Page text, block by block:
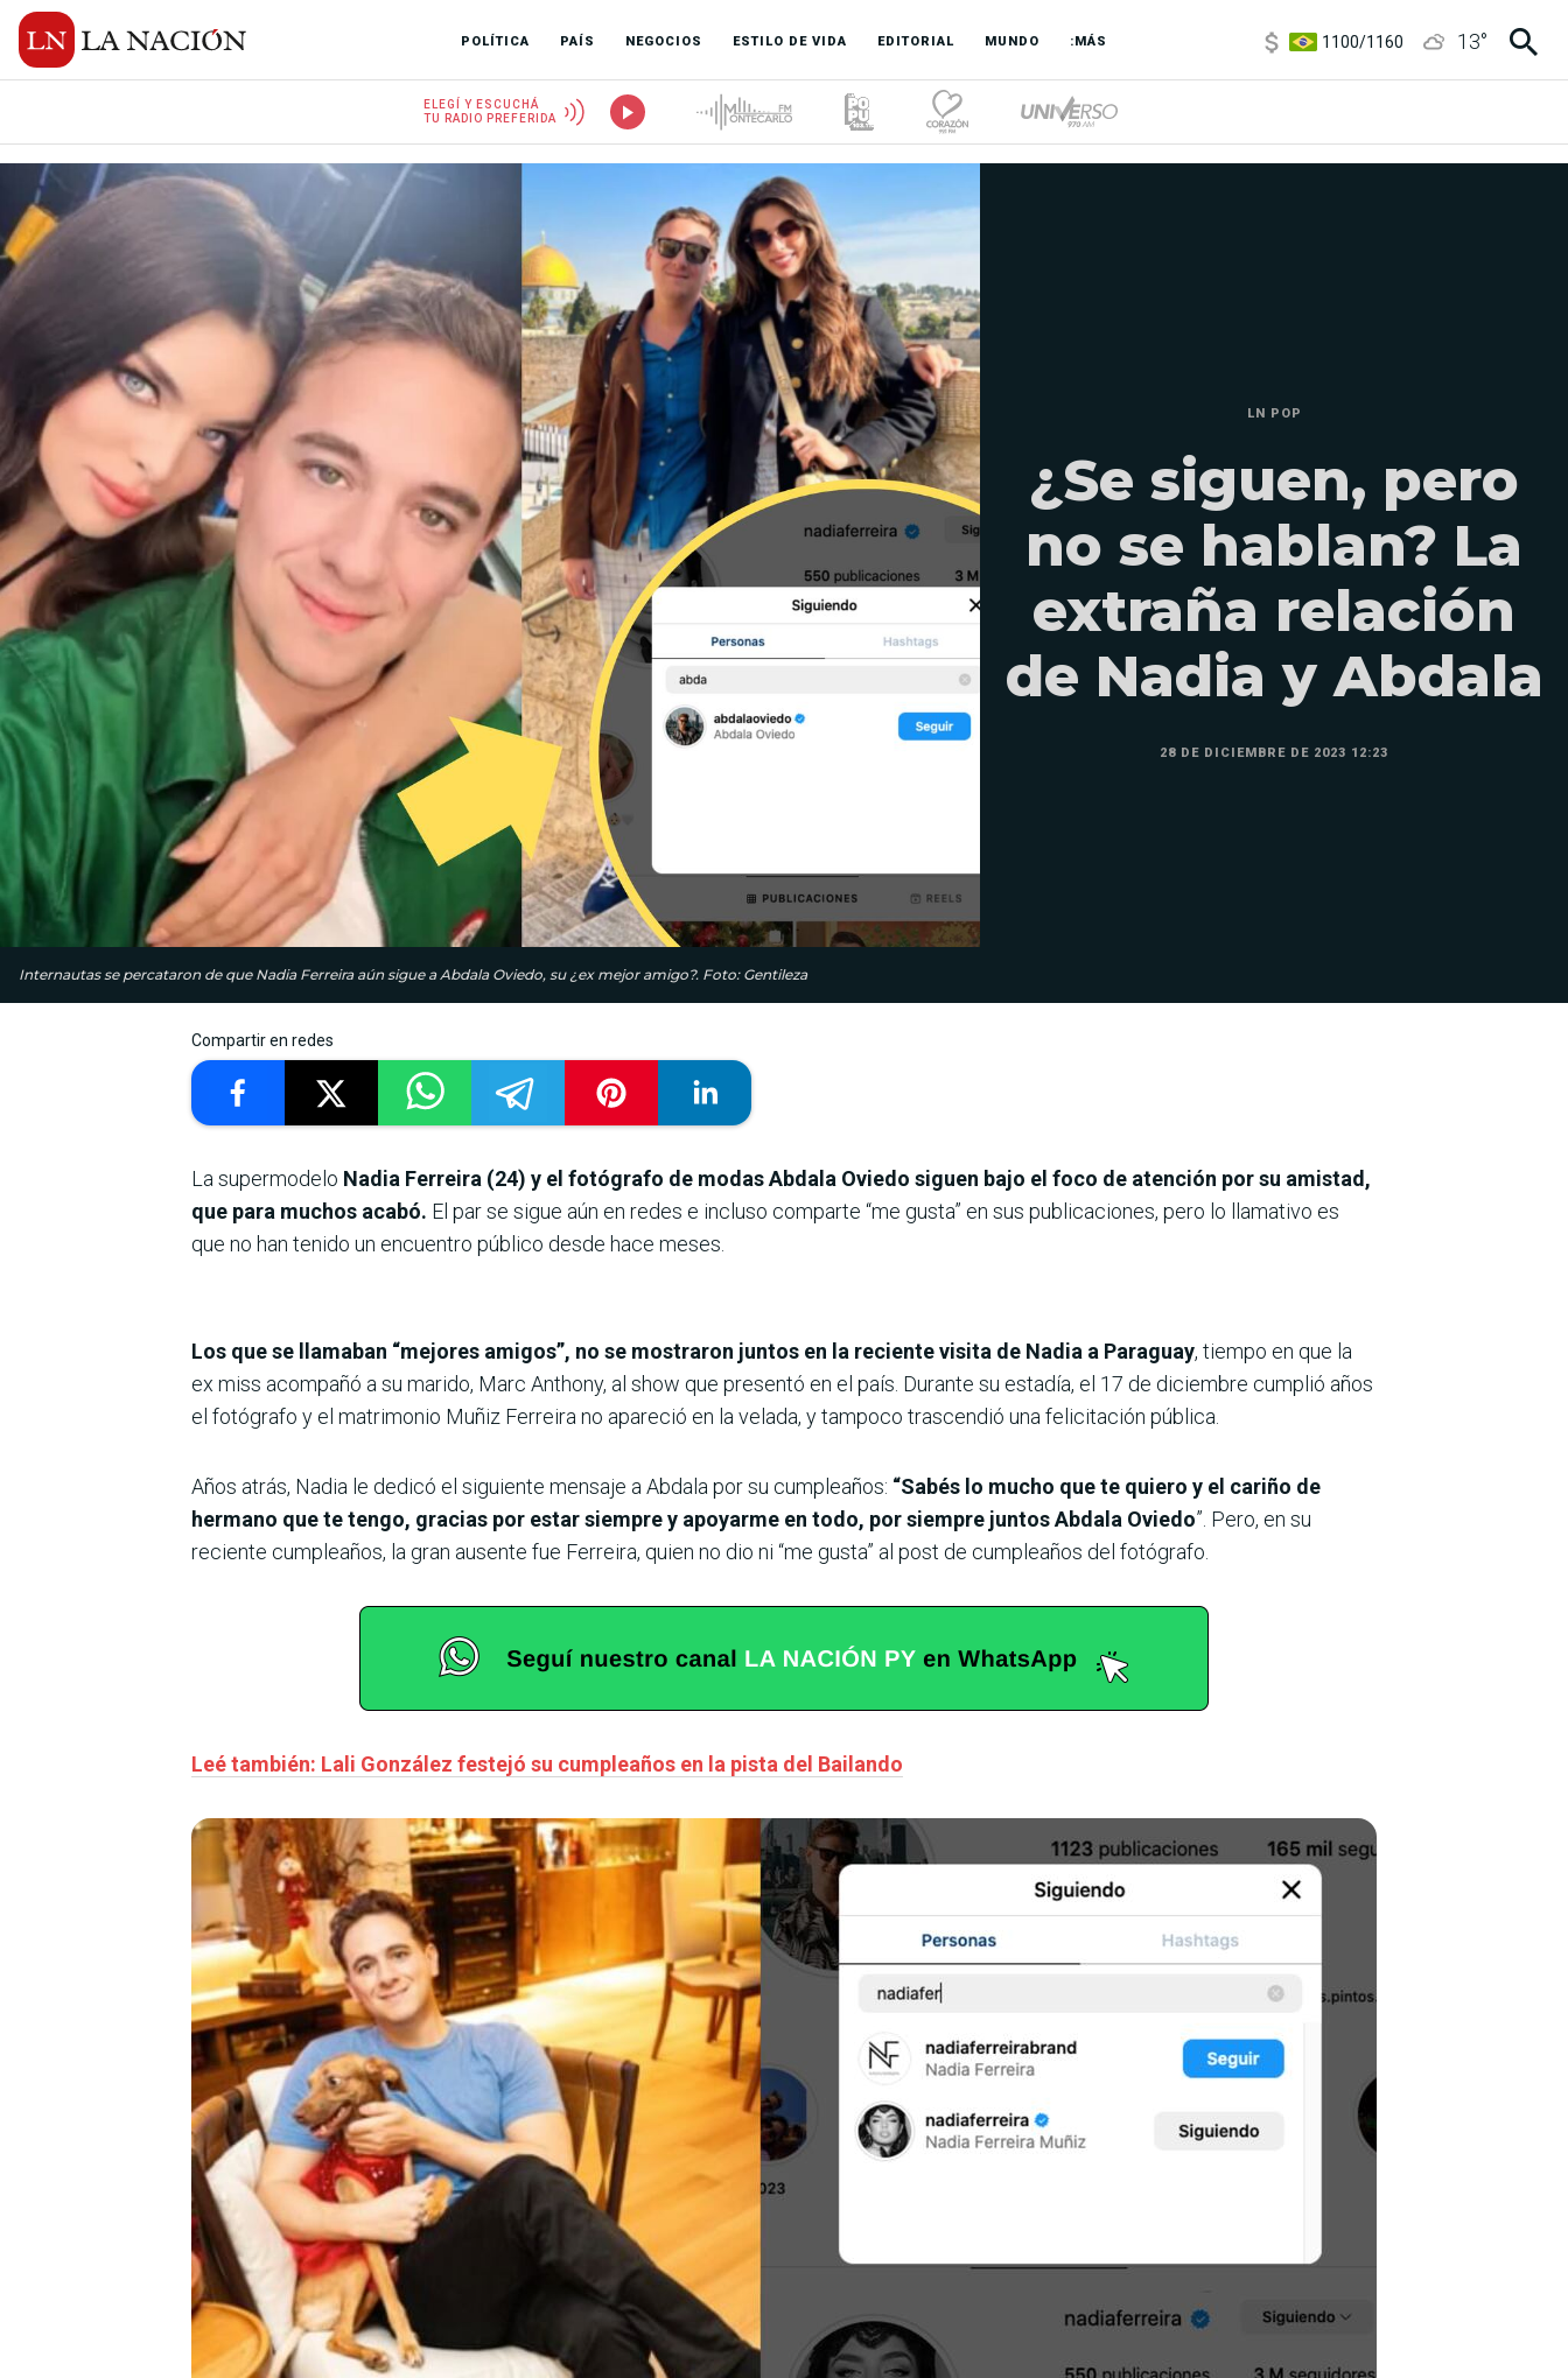
POLÍTICA PAÍS NEGOCIOS ESTILO DE VIDA EDITORIAL MUNDO :MÁS
3,8/4
13°
ELEGÍ Y ESCUCHÁ
TU RADIO PREFERIDA
Internautas se percataron de que Nadia Ferreira aún sigue a Abdala Oviedo, su ¿ex mejor amigo?. Foto: Gentileza
LN POP
¿Se siguen, pero
no se hablan? La
extraña relación
de Nadia y Abdala
28 DE DICIEMBRE DE 2023 12:23
Compartir en redes
La supermodelo Nadia Ferreira (24) y el fotógrafo de modas Abdala Oviedo siguen bajo el foco de atención por su amistad,
que para muchos acabó. El par se sigue aún en redes e incluso comparte “me gusta” en sus publicaciones, pero lo llamativo es
que no han tenido un encuentro público desde hace meses.
Los que se llamaban “mejores amigos”, no se mostraron juntos en la reciente visita de Nadia a Paraguay, tiempo en que la
ex miss acompañó a su marido, Marc Anthony, al show que presentó en el país. Durante su estadía, el 17 de diciembre cumplió años
el fotógrafo y el matrimonio Muñiz Ferreira no apareció en la velada, y tampoco trascendió una felicitación pública.
Años atrás, Nadia le dedicó el siguiente mensaje a Abdala por su cumpleaños: “Sabés lo mucho que te quiero y el cariño de
hermano que te tengo, gracias por estar siempre y apoyarme en todo, por siempre juntos Abdala Oviedo”. Pero, en su
reciente cumpleaños, la gran ausente fue Ferreira, quien no dio ni “me gusta” al post de cumpleaños del fotógrafo.
Leé también: Lali González festejó su cumpleaños en la pista del Bailando